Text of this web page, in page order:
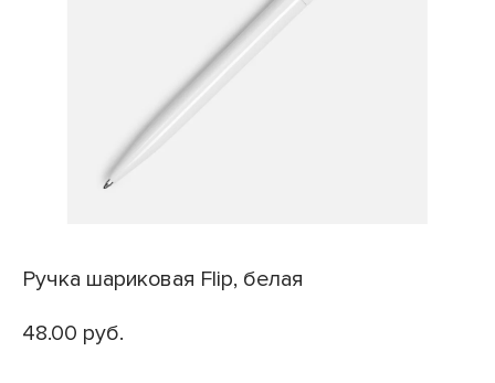
Ручка шариковая Flip, белая
48.00 руб.